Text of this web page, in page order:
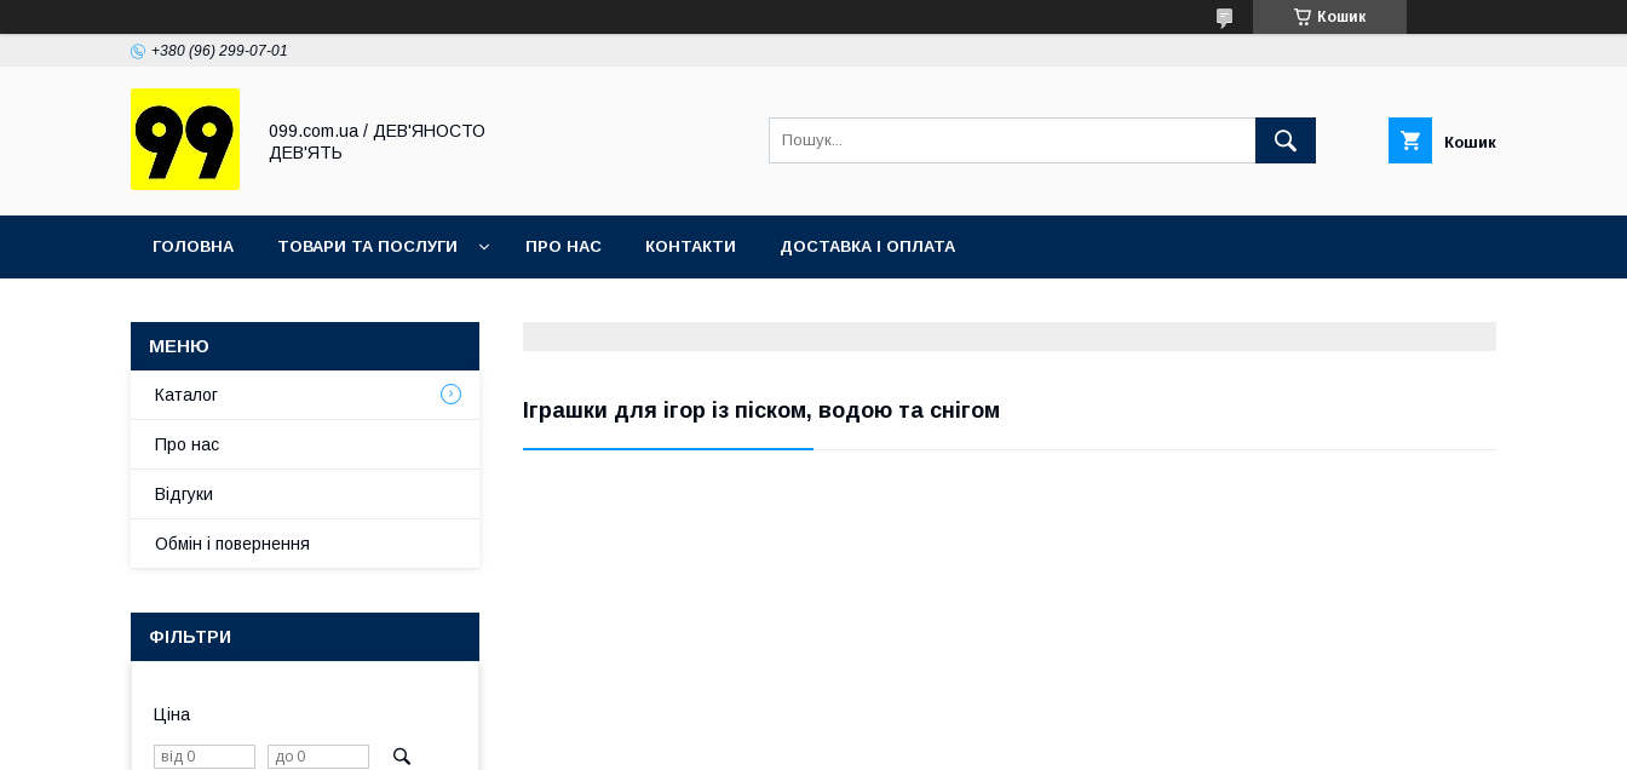
Кошик
+380 (96) 299-07-01
099.com.ua / ДЕВ'ЯНОСТО
ДЕВ'ЯТЬ
Кошик
ГОЛОВНА ТОВАРИ ТА ПОСЛУГИ ПРО НАС КОНТАКТИ ДОСТАВКА І ОПЛАТА
Іграшки для ігор із піском, водою та снігом
Каталог
Про нас
Відгуки
Обмін і повернення
ФІЛЬТРИ
Ціна